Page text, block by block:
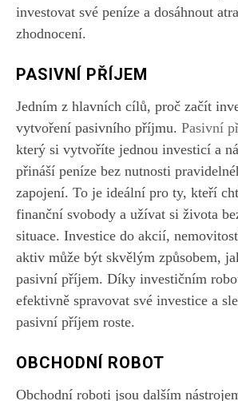
investovat své peníze a dosáhnout
zhodnocení.
PASIVNÍ PŘÍJEM
Jedním z hlavních cílů, proč začít
vytvoření pasivního příjmu. Pasivní
který si vytvoříte jednou investicí a
přináší peníze bez nutnosti
zapojení. To je ideální pro ty, kteří
finanční svobody a užívat si života
situace. Investice do akcií,
aktiv může být skvělým způsobem,
pasivní příjem. Díky investičním
efektivně spravovat své investice a
pasivní příjem roste.
OBCHODNÍ ROBOT
Obchodní roboti jsou dalším